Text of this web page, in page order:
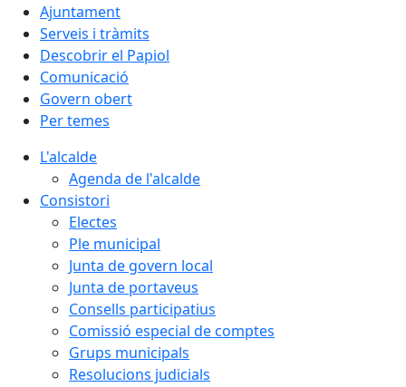
Ajuntament
Serveis i tràmits
Descobrir el Papiol
Comunicació
Govern obert
Per temes
L'alcalde
Agenda de l'alcalde
Consistori
Electes
Ple municipal
Junta de govern local
Junta de portaveus
Consells participatius
Comissió especial de comptes
Grups municipals
Resolucions judicials